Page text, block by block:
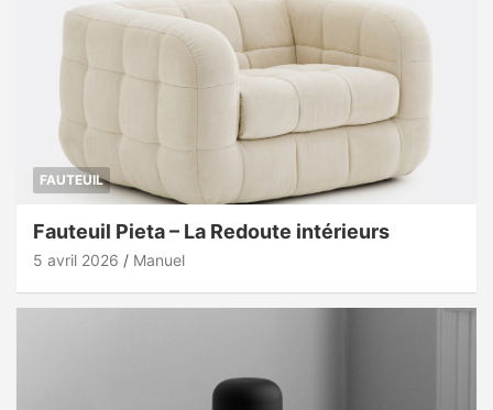
FAUTEUIL
Fauteuil Pieta – La Redoute intérieurs
5 avril 2026 Manuel